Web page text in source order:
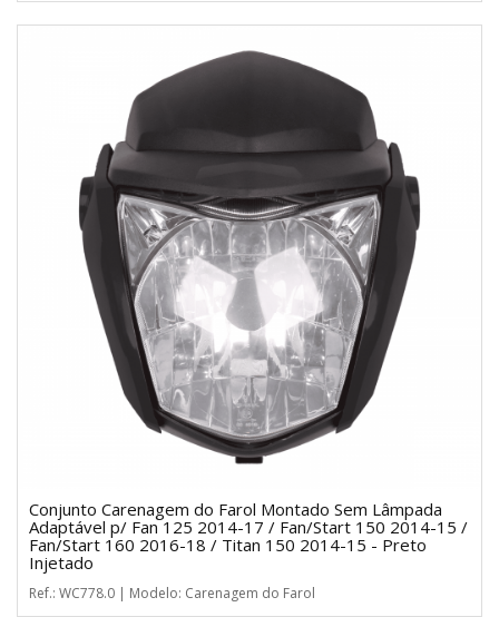
Conjunto Carenagem do Farol Montado Sem Lâmpada
Adaptável p/ Fan 125 2014-17 / Fan/Start 150 2014-15 /
Fan/Start 160 2016-18 / Titan 150 2014-15 - Preto
Injetado
Ref.: WC778.0 | Modelo: Carenagem do Farol